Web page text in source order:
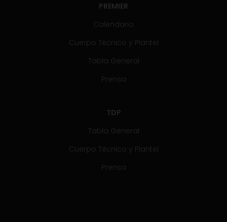
PREMIER
Calendario
Cuerpo Técnico y Plantel
Tabla General
Prensa
TDP
Tabla General
Cuerpo Técnico y Plantel
Prensa